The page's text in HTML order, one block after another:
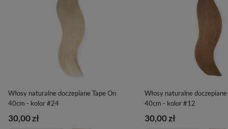
Włosy naturalne doczepiane Tape On
40cm - kolor #24
30,00 zł
Włosy naturalne doczepiane
40cm - kolor #12
30,00 zł